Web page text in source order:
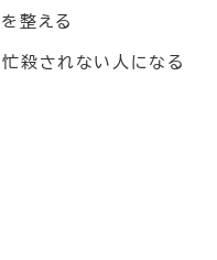
整える
忙殺されない人になる